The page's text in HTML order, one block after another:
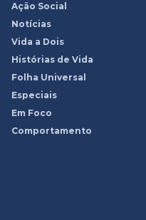
Ação Social
Notícias
Vida a Dois
Histórias de Vida
Folha Universal
Especiais
Em Foco
Comportamento